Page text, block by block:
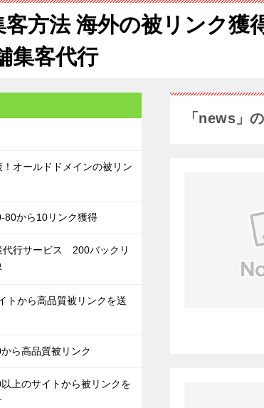
客方法 海外の被リンク獲
集客代行
「news」
！オールドドメインの被リン
80から10リンク獲得
代行サービス 200バックリ
トから高品質被リンクを送
ら高品質被リンク
上のサイトから被リンクを